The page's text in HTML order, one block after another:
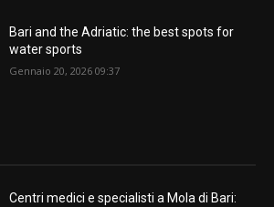
Bari and the Adriatic: the best spots for
water sports
Gennaio 20, 2026 09:37
Centri medici e specialisti a Mola di Bari: